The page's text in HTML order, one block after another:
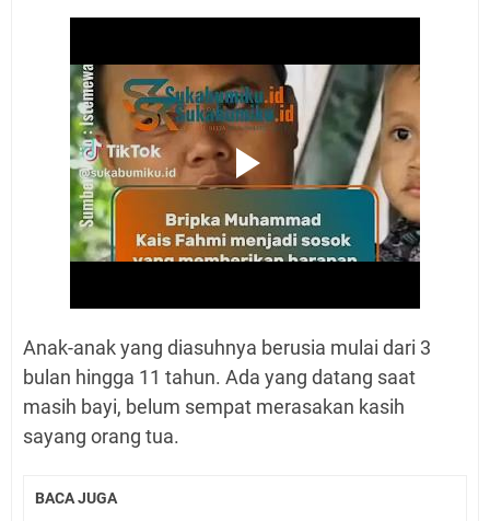
Anak-anak yang diasuhnya berusia mulai dari 3
bulan hingga 11 tahun. Ada yang datang saat
masih bayi, belum sempat merasakan kasih
sayang orang tua.
BACA JUGA